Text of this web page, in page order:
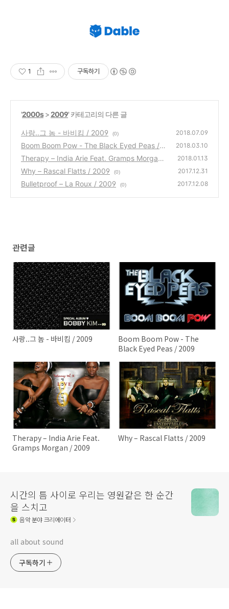
1 구독하기
'2000s>2009' 카테고리의 다른 글
사랑..그 놈 - 바비킴 / 2009 (0) 2018.07.09
Boom Boom Pow - The Black Eyed Peas / 2
009
(0)
2018.03.10
Therapy – India Arie Feat. Gramps Morgan /
2009
(0)
2018.01.13
Why – Rascal Flatts / 2009 (0) 2017.12.31
Bulletproof – La Roux / 2009 (0) 2017.12.08
관련글
사랑..그 놈 - 바비킴 / 2009
Boom Boom Pow - The
Black Eyed Peas / 2009
Therapy – India Arie Feat.
Gramps Morgan / 2009
Why – Rascal Flatts / 2009
시간의 틈 사이로 우리는 영원같은 한 순간
을 스치고
음악분야 크리에이터
all about sound
구독하기